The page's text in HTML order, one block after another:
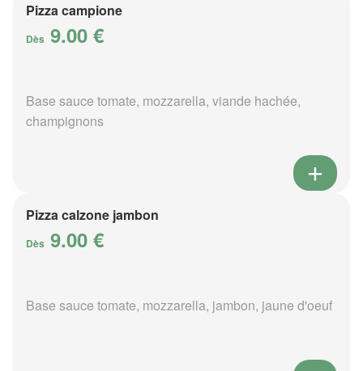
Pizza campione
Dès 9.00 €
Base sauce tomate, mozzarella, viande hachée,
champignons
Pizza calzone jambon
Dès 9.00 €
Base sauce tomate, mozzarella, jambon, jaune d'oeuf